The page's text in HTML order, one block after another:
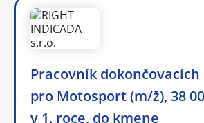
Pracovník
pro Motosport (m/ž), 38
v 1. roce, do kmene